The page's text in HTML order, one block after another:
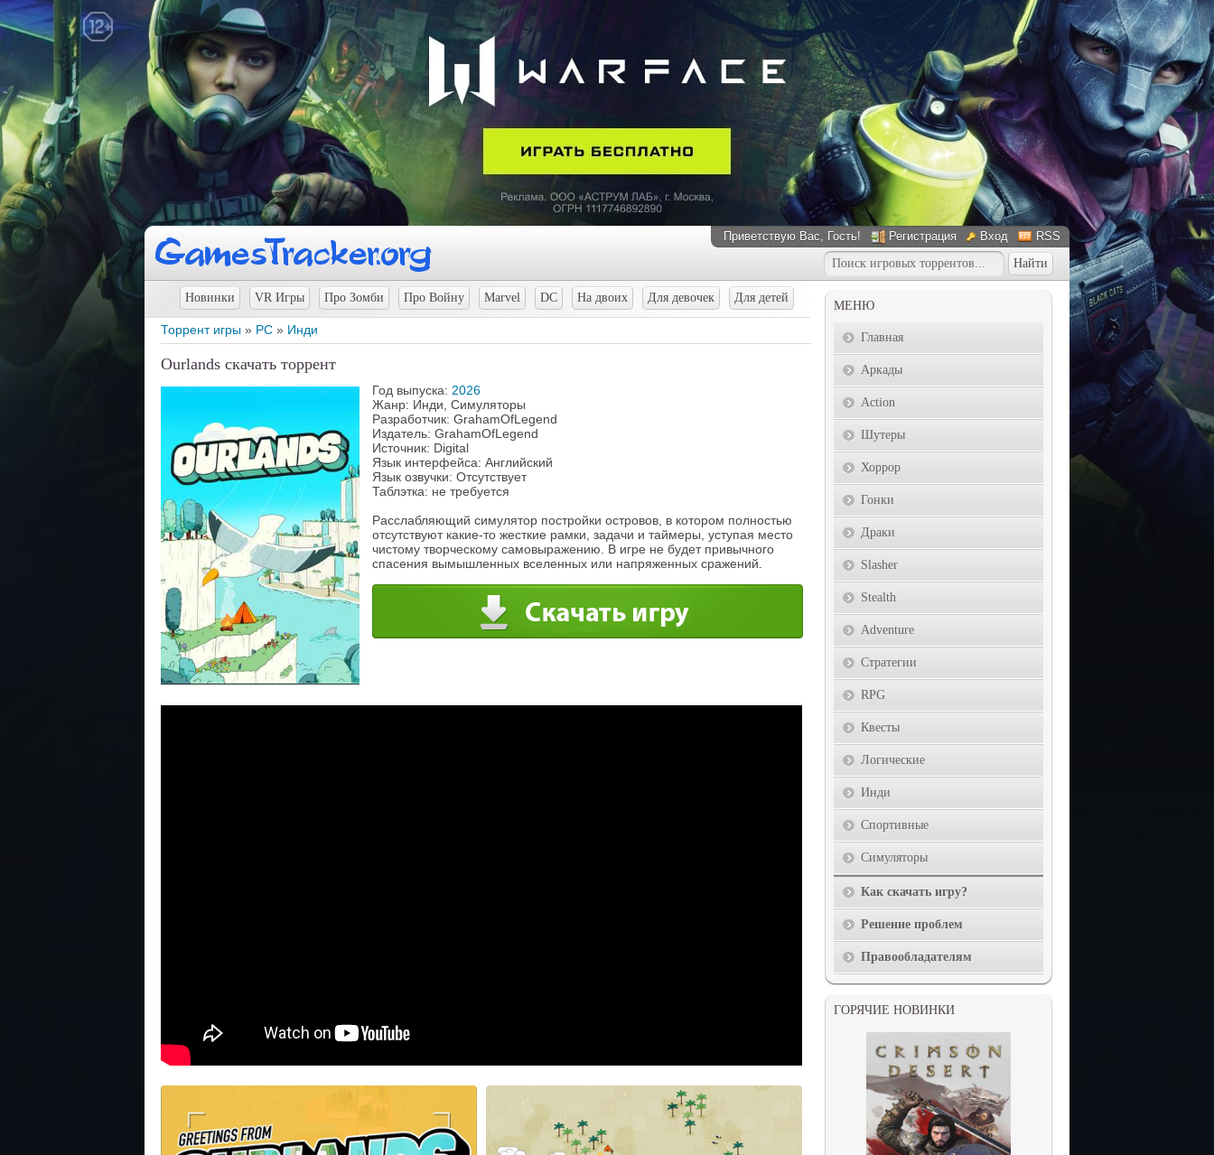
Приветствую Вас, Гость! Регистрация Вход RSS
Новинки VR Игры Про Зомби Про Войну Marvel DC На двоих Для девочек Для детей
Торрент игры » PC » Инди
Ourlands скачать торрент
Год выпуска: 2026
Жанр: Инди, Симуляторы
Разработчик: GrahamOfLegend
Издатель: GrahamOfLegend
Источник: Digital
Язык интерфейса: Английский
Язык озвучки: Отсутствует
Таблэтка: не требуется
Расслабляющий симулятор постройки островов, в котором полностью
отсутствуют какие-то жесткие рамки, задачи и таймеры, уступая место
чистому творческому самовыражению. В игре не будет привычного
спасения вымышленных вселенных или напряженных сражений.
МЕНЮ
Главная
Аркады
Action
Шутеры
Хоррор
Гонки
Драки
Slasher
Stealth
Adventure
Стратегии
RPG
Квесты
Логические
Инди
Спортивные
Симуляторы
Как скачать игру?
Решение проблем
Правообладателям
ГОРЯЧИЕ НОВИНКИ